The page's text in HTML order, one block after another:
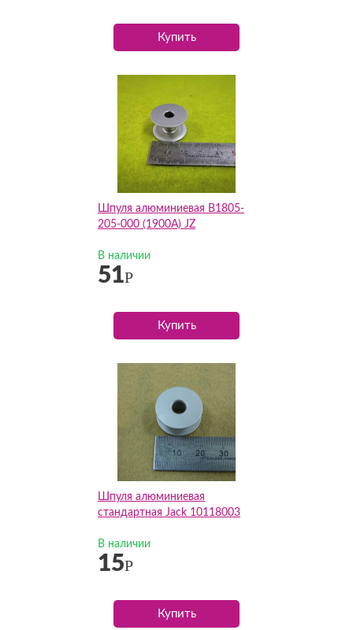
Купить
Шпуля алюминиевая В1805-
205-000 (1900А) JZ
В наличии
51Р
Купить
Шпуля алюминиевая
стандартная Jack 10118003
В наличии
15Р
Купить